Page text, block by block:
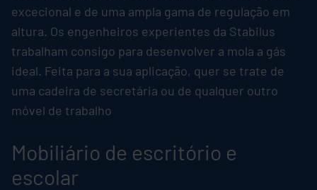
excecional e de uma ampla gama de regulação em
altura. Os engenheiros experientes da Stabilus
trabalham consigo para desenvolver a mola a gás
ideal. Feita para a sua aplicação, quer se trate de
uma cadeira de secretária ou de qualquer outro
móvel de trabalho
Mobiliário de escritório e
escolar